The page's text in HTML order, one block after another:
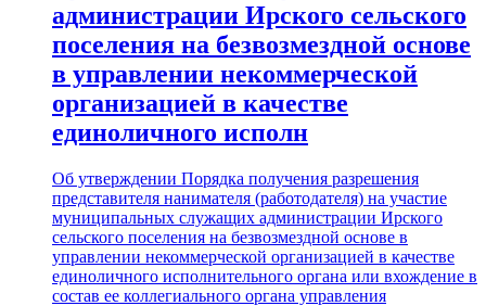
администрации Ирского сельского
поселения на безвозмездной основе
в управлении некоммерческой
организацией в качестве
единоличного исполн
Об утверждении Порядка получения разрешения
представителя нанимателя (работодателя) на участие
муниципальных служащих администрации Ирского
сельского поселения на безвозмездной основе в
управлении некоммерческой организацией в качестве
единоличного исполнительного органа или вхождение в
состав ее коллегиального органа управления